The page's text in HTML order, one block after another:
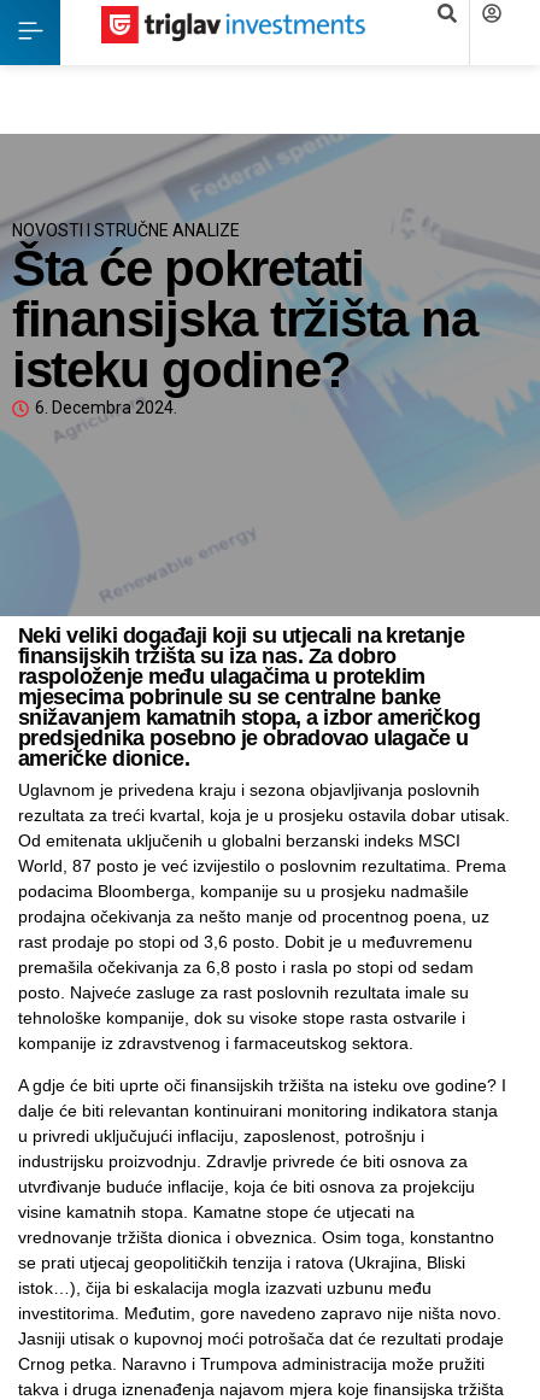
NOVOSTI I STRUČNE ANALIZE
Šta će pokretati
finansijska tržišta na
isteku godine?
6. Decembra 2024.
Neki veliki događaji koji su utjecali na kretanje
finansijskih tržišta su iza nas. Za dobro
raspoloženje među ulagačima u proteklim
mjesecima pobrinule su se centralne banke
snižavanjem kamatnih stopa, a izbor američkog
predsjednika posebno je obradovao ulagače u
američke dionice.
Uglavnom je privedena kraju i sezona objavljivanja poslovnih
rezultata za treći kvartal, koja je u prosjeku ostavila dobar utisak.
Od emitenata uključenih u globalni berzanski indeks MSCI
World, 87 posto je već izvijestilo o poslovnim rezultatima. Prema
podacima Bloomberga, kompanije su u prosjeku nadmašile
prodajna očekivanja za nešto manje od procentnog poena, uz
rast prodaje po stopi od 3,6 posto. Dobit je u međuvremenu
premašila očekivanja za 6,8 posto i rasla po stopi od sedam
posto. Najveće zasluge za rast poslovnih rezultata imale su
tehnološke kompanije, dok su visoke stope rasta ostvarile i
kompanije iz zdravstvenog i farmaceutskog sektora.
A gdje će biti uprte oči finansijskih tržišta na isteku ove godine? I
dalje će biti relevantan kontinuirani monitoring indikatora stanja
u privredi uključujući inflaciju, zaposlenost, potrošnju i
industrijsku proizvodnju. Zdravlje privrede će biti osnova za
utvrđivanje buduće inflacije, koja će biti osnova za projekciju
visine kamatnih stopa. Kamatne stope će utjecati na
vrednovanje tržišta dionica i obveznica. Osim toga, konstantno
se prati utjecaj geopolitičkih tenzija i ratova (Ukrajina, Bliski
istok…), čija bi eskalacija mogla izazvati uzbunu među
investitorima. Međutim, gore navedeno zapravo nije ništa novo.
Jasniji utisak o kupovnoj moći potrošača dat će rezultati prodaje
Crnog petka. Naravno i Trumpova administracija može pružiti
takva i druga iznenađenja najavom mjera koje finansijska tržišta